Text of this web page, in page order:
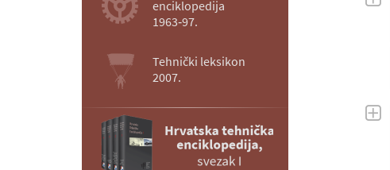
enciklopedija
1963‑97.
Tehnički leksikon
2007.